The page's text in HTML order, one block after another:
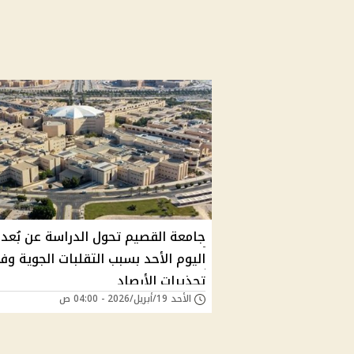
جامعة القصيم تحول الدراسة عن بُعد
اليوم الأحد بسبب التقلبات الجوية
تحذيرات الأرصاد
الأحد 19/أبريل/2026 - 04:00 ص